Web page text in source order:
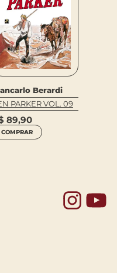
Berardi
PARKER VOL. 09
89,90
COMPRAR